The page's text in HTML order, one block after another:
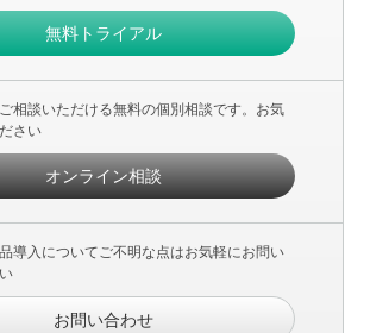
無料トライアル
相談いただける無料の個別相談です。お気
さい
オンライン相談
導入についてご不明な点はお気軽にお問い
お問い合わせ